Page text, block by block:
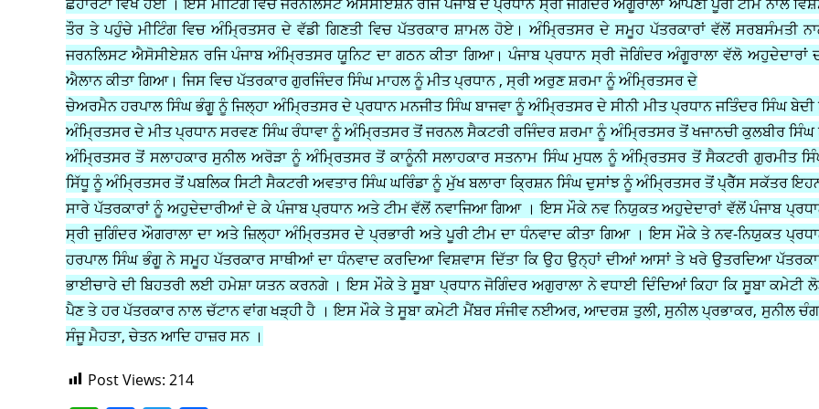
ਤੌਰ ਤੇ ਪਹੁੰਚੇ ਮੀਟਿੰਗ ਵਿਚ ਅੰਮ੍ਰਿਤਸਰ ਦੇ ਵੱਡੀ ਗਿਣਤੀ ਵਿਚ ਪੱਤਰਕਾਰ ਸ਼ਾਮਲ ਹੋਏ। ਅੰਮ੍ਰਿਤਸਰ ਦੇ ਸਮੂਹ ਪੱਤਰਕਾਰਾਂ ਵੱਲੋਂ ਸਰਬਸੰਮਤੀ
ਜਰਨਲਿਸਟ ਐਸੋਸੀਏਸ਼ਨ ਰਜਿ ਪੰਜਾਬ ਅੰਮ੍ਰਿਤਸਰ ਯੂਨਿਟ ਦਾ ਗਠਨ ਕੀਤਾ ਗਿਆ। ਪੰਜਾਬ ਪ੍ਰਧਾਨ ਸ੍ਰੀ ਜੋਗਿੰਦਰ ਅੰਗੂਰਾਲਾ ਵੱਲੋ ਅਹੁਦੇਦਾਰਾਂ
ਐਲਾਨ ਕੀਤਾ ਗਿਆ। ਜਿਸ ਵਿਚ ਪੱਤਰਕਾਰ ਗੁਰਜਿੰਦਰ ਸਿੰਘ ਮਾਹਲ ਨੂੰ ਮੀਤ ਪ੍ਰਧਾਨ , ਸ੍ਰੀ ਅਰੁਣ ਸ਼ਰਮਾ ਨੂੰ ਅੰਮ੍ਰਿਤਸਰ ਦੇ
ਚੇਅਰਮੈਨ ਹਰਪਾਲ ਸਿੰਘ ਭੰਗੂ ਨੂੰ ਜਿਲ੍ਹਾ ਅੰਮ੍ਰਿਤਸਰ ਦੇ ਪ੍ਰਧਾਨ ਮਨਜੀਤ ਸਿੰਘ ਬਾਜਵਾ ਨੂੰ ਅੰਮ੍ਰਿਤਸਰ ਦੇ ਸੀਨੀ ਮੀਤ ਪ੍ਰਧਾਨ ਜਤਿੰਦਰ ਸਿੰਘ ਬੇਦੀ
ਅੰਮ੍ਰਿਤਸਰ ਦੇ ਮੀਤ ਪ੍ਰਧਾਨ ਸਰਵਣ ਸਿੰਘ ਰੰਧਾਵਾ ਨੂੰ ਅੰਮ੍ਰਿਤਸਰ ਤੋਂ ਜਰਨਲ ਸੈਕਟਰੀ ਰਜਿੰਦਰ ਸ਼ਰਮਾ ਨੂੰ ਅੰਮ੍ਰਿਤਸਰ ਤੋਂ ਖਜਾਨਚੀ ਕੁਲਬੀਰ ਸਿੰਘ
ਅੰਮ੍ਰਿਤਸਰ ਤੋਂ ਸਲਾਹਕਾਰ ਸੁਨੀਲ ਅਰੋੜਾ ਨੂੰ ਅੰਮ੍ਰਿਤਸਰ ਤੋਂ ਕਾਨੂੰਨੀ ਸਲਾਹਕਾਰ ਸਤਨਾਮ ਸਿੰਘ ਮੁਧਲ ਨੂੰ ਅੰਮ੍ਰਿਤਸਰ ਤੋਂ ਸੈਕਟਰੀ ਗੁਰਮੀਤ
ਸਿੱਧੂ ਨੂੰ ਅੰਮ੍ਰਿਤਸਰ ਤੋਂ ਪਬਲਿਕ ਸਿਟੀ ਸੈਕਟਰੀ ਅਵਤਾਰ ਸਿੰਘ ਘਰਿੰਡਾ ਨੂੰ ਮੁੱਖ ਬਲਾਰਾ ਕ੍ਰਿਸ਼ਨ ਸਿੰਘ ਦੁਸਾਂਝ ਨੂੰ ਅੰਮ੍ਰਿਤਸਰ ਤੋਂ ਪ੍ਰੈੱਸ ਸਕੱਤਰ
ਸਾਰੇ ਪੱਤਰਕਾਰਾਂ ਨੂੰ ਅਹੁਦੇਦਾਰੀਆਂ ਦੇ ਕੇ ਪੰਜਾਬ ਪ੍ਰਧਾਨ ਅਤੇ ਟੀਮ ਵੱਲੋਂ ਨਵਾਜਿਆ ਗਿਆ । ਇਸ ਮੌਕੇ ਨਵ ਨਿਯੁਕਤ ਅਹੁਦੇਦਾਰਾਂ ਵੱਲੋਂ ਪੰਜਾਬ
ਸ੍ਰੀ ਜੁਗਿੰਦਰ ਔਗਰਾਲਾ ਦਾ ਅਤੇ ਜ਼ਿਲ੍ਹਾ ਅੰਮ੍ਰਿਤਸਰ ਦੇ ਪ੍ਰਭਾਰੀ ਅਤੇ ਪੂਰੀ ਟੀਮ ਦਾ ਧੰਨਵਾਦ ਕੀਤਾ ਗਿਆ । ਇਸ ਮੌਕੇ ਤੇ ਨਵ-ਨਿਯੁਕਤ
ਹਰਪਾਲ ਸਿੰਘ ਭੰਗੂ ਨੇ ਸਮੂਹ ਪੱਤਰਕਾਰ ਸਾਥੀਆਂ ਦਾ ਧੰਨਵਾਦ ਕਰਦਿਆ ਵਿਸ਼ਵਾਸ ਦਿੱਤਾ ਕਿ ਉਹ ਉਨ੍ਹਾਂ ਦੀਆਂ ਆਸਾਂ ਤੇ ਖਰੇ ਉਤਰਦਿਆ
ਭਾਈਚਾਰੇ ਦੀ ਬਿਹਤਰੀ ਲਈ ਹਮੇਸ਼ਾ ਯਤਨ ਕਰਨਗੇ । ਇਸ ਮੌਕੇ ਤੇ ਸੂਬਾ ਪ੍ਰਧਾਨ ਜੋਗਿੰਦਰ ਅਗੁਰਾਲਾ ਨੇ ਵਧਾਈ ਦਿੰਦਿਆਂ ਕਿਹਾ ਕਿ ਸੂਬਾ ਕਮੇਟੀ
ਪੈਣ ਤੇ ਹਰ ਪੱਤਰਕਾਰ ਨਾਲ ਚੱਟਾਨ ਵਾਂਗ ਖੜ੍ਹੀ ਹੈ । ਇਸ ਮੌਕੇ ਤੇ ਸੂਬਾ ਕਮੇਟੀ ਮੈਂਬਰ ਸੰਜੀਵ ਨਈਅਰ, ਆਦਰਸ਼ ਤੁਲੀ, ਸੁਨੀਲ ਪ੍ਰਭਾਕਰ, ਸੁਨੀਲ
ਸੰਜੂ ਮੈਹਤਾ, ਚੇਤਨ ਆਦਿ ਹਾਜ਼ਰ ਸਨ ।
Post Views: 214